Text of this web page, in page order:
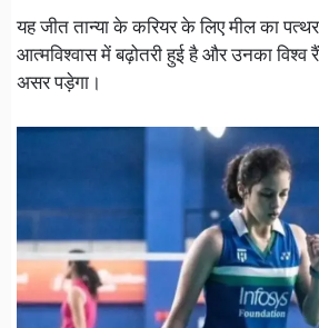
यह जीत तान्या के करियर के लिए मील का
आत्मविश्वास में बढ़ोतरी हुई है और उनका विश्व
असर पड़ेगा।